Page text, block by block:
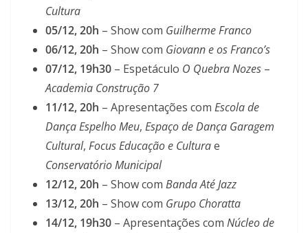
Cultura
05/12, 20h – Show com Guilherme Franco
06/12, 20h – Show com Giovann e os Franco’s
07/12, 19h30 – Espetáculo O Quebra Nozes –
Academia Construção 7
11/12, 20h – Apresentações com Escola de
Dança Espelho Meu, Espaço de Dança Garagem
Cultural, Focus Educação e Culturae
Conservatório Municipal
12/12, 20h – Show com Banda Até Jazz
13/12, 20h – Show com Grupo Choratta
14/12, 19h30 – Apresentações com Núcleo de